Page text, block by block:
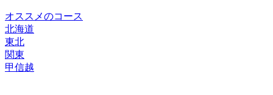
オススメのコース
北海道
東北
関東
甲信越